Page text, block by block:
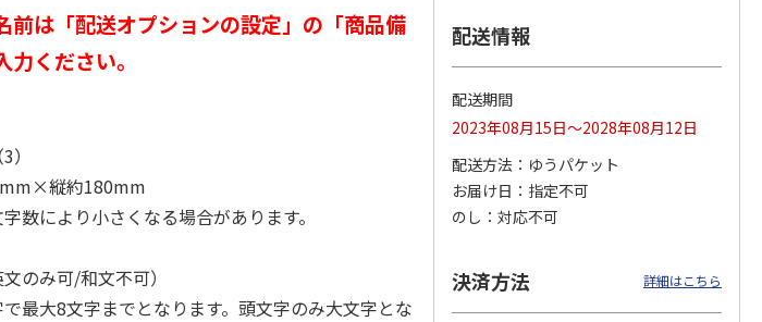
ダ
POSTIES オリジナ
ルTシャツ Sサイズ
3,080円
(送料別・税込)
奇妙な冒険 黄金の
風』CITY POP …
『ジョジョの奇妙な
冒険 スターダスト
クルセイダース』
3,300円
(送料別・税込)
3,300円
(送料別・税込)
は「配送オプションの設定」の「商品備
ください。
縦約180mm
数により小さくなる場合があります。
のみ可/和文不可）
最大8文字までとなります。頭文字のみ大文字とな
配送情報
配送期間
2023年08月15日～2028年08月12日
配送方法
ゆうパケット
お届け日
指定不可
のし
対応不可
決済方法 詳細はこちら